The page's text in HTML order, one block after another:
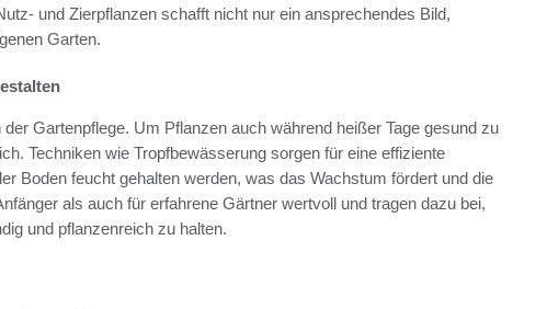
und Zierpflanzen schafft nicht nur ein ansprechendes Bild,
Garten.
Gartenpflege. Um Pflanzen auch während heißer Tage gesund zu
Techniken wie Tropfbewässerung sorgen für eine effiziente
Boden feucht gehalten werden, was das Wachstum fördert und die
als auch für erfahrene Gärtner wertvoll und tragen dazu bei,
und pflanzenreich zu halten.